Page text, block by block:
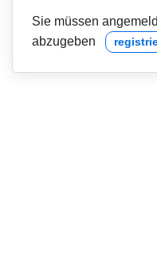
Sie müssen
abzugeben